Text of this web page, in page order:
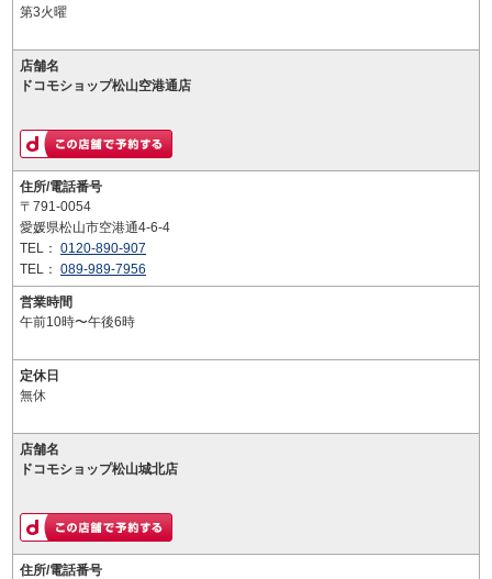
第3火曜
店舗名
ドコモショップ松山空港通店
住所/電話番号
〒791-0054
愛媛県松山市空港通4-6-4
TEL： 0120-890-907
TEL： 089-989-7956
営業時間
午前10時〜午後6時
定休日
無休
店舗名
ドコモショップ松山城北店
住所/電話番号